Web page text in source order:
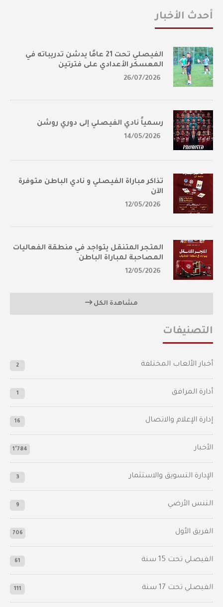
أحدث الأخبار
الفيصلي تحت 21 عامًا يدشن تدريباته في
المعسكر الأعدادي على فترتين
26/07/2026
رسمياً نادي الفيصلي إلى دوري روشن
14/05/2026
تذاكر مباراة الفيصلي و نادي الباطن متوفرة
الآن
12/05/2026
المتجر المتنقل يتواجد في منطقة الفعاليات
المصاحبة لمباراة الباطن
12/05/2026
مشاهدة الكل
التصنيفات
أخبار الألعاب المختلفة 2
أدارة المرافق 1
إدارة الإعلام والاتصال 16
الأخبار 1٬784
الإدارة التسويق والاستثمار 3
التنس الأرضي 9
الفريق الأول 706
الفيصلي‬⁩ تحت 15 سنة 61
‫الفيصلي‬⁩ تحت 17 سنة 111